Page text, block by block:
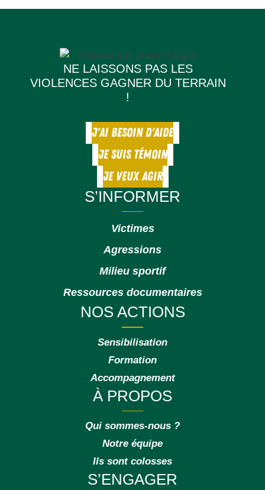
NE LAISSONS PAS LES
VIOLENCES GAGNER DU TERRAIN
!
J'AI BESOIN D'AIDE
JE SUIS TÉMOIN
JE VEUX AGIR
S’INFORMER
Victimes
Agressions
Milieu sportif
Ressources documentaires
NOS ACTIONS
Sensibilisation
Formation
Accompagnement
À PROPOS
Qui sommes-nous ?
Notre équipe
Ils sont colosses
S’ENGAGER